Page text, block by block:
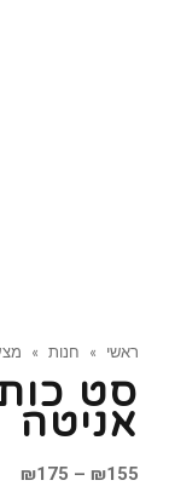
ראשי » חנות »
סט
אניטה
₪155
–
₪175